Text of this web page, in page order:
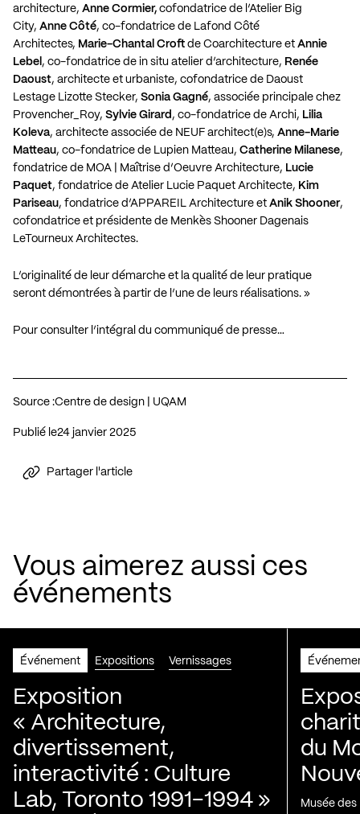
architecture, Anne Cormier, cofondatrice de l’Atelier Big
City, Anne Côté, co-fondatrice de Lafond Côté
Architectes, Marie-Chantal Croft de Coarchitecture et Annie
Lebel , co-fondatrice de in situ atelier d’architecture, Renée
Daoust, architecte et urbaniste, cofondatrice de Daoust
Lestage Lizotte Stecker, Sonia Gagné, associée principale chez
Provencher_Roy, Sylvie Girard , co-fondatrice de Archi, Lilia
Koleva, architecte associée de NEUF architect(e)s, Anne-Marie
Matteau, co-fondatrice de Lupien Matteau, Catherine Milanese,
fondatrice de MOA | Maîtrise d’Oeuvre Architecture, Lucie
Paquet, fondatrice de Atelier Lucie Paquet Architecte, Kim
Pariseau, fondatrice d’APPAREIL Architecture et Anik Shooner,
cofondatrice et présidente de Menkès Shooner Dagenais
LeTourneux Architectes.
L’originalité de leur démarche et la qualité de leur pratique
seront démontrées à partir de l’une de leurs réalisations. »
Pour consulter l’intégral du communiqué de presse…
Source :Centre de design | UQAM
Publié le 24 janvier 2025
Partager l'article
Vous aimerez aussi ces
événements
Événement Expositions Vernissages
Exposition
« Architecture,
divertissement,
interactivité : Culture
Lab, Toronto 1991-1994 »
du
Musée